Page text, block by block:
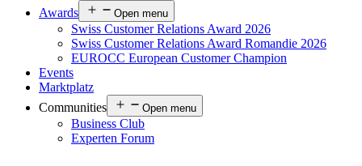
Awards
Open menu
Swiss Customer Relations Award 2026
Swiss Customer Relations Award Romandie 2026
EUROCC European Customer Champion
Events
Marktplatz
Communities
Open menu
Business Club
Experten Forum